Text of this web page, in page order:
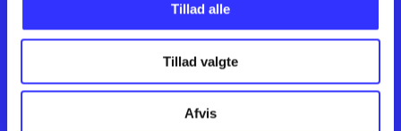
Tillad alle
Tillad valgte
Afvis Feedback
Kontakt os
English
Artikler
Film
Musik
Noder